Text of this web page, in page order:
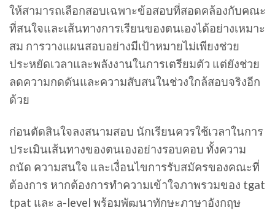
ให้สามารถเลือกสอบเฉพาะข้อสอบที่สอดคล้องกับคณะ
ที่สนใจและเส้นทางการเรียนของตนเองได้อย่างเหมาะ
สม การวางแผนสอบอย่างมีเป้าหมายไม่เพียงช่วย
ประหยัดเวลาและพลังงานในการเตรียมตัว แต่ยังช่วย
ลดความกดดันและความสับสนในช่วงใกล้สอบจริงอีก
ด้วย
ก่อนตัดสินใจลงสนามสอบ นักเรียนควรใช้เวลาในการ
ประเมินเส้นทางของตนเองอย่างรอบคอบ ทั้งความ
ถนัด ความสนใจ และเงื่อนไขการรับสมัครของคณะที่
ต้องการ หากต้องการทำความเข้าใจภาพรวมของ tgat
tpat และ a-level พร้อมพัฒนาทักษะภาษาอังกฤษ